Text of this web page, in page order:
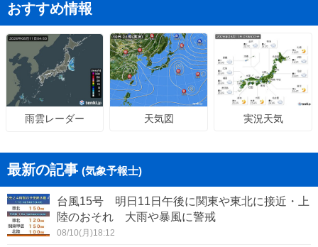
おすすめ情報
雨雲レーダー 天気図 実況天気
最新の記事 (気象予報士)
台風15号 明日11日午後に関東や東北に接近・上
陸のおそれ 大雨や暴風に警戒
08/10(月)18:12